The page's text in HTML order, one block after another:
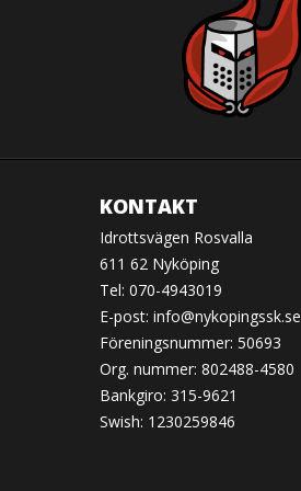
KONTAKT
Idrottsvägen Rosvalla
611 62 Nyköping
Tel: 070-4943019
E-post:info@nykopingssk.se
Föreningsnummer: 50693
Org. nummer: 802488-4580
Bankgiro: 315-9621
Swish: 1230259846